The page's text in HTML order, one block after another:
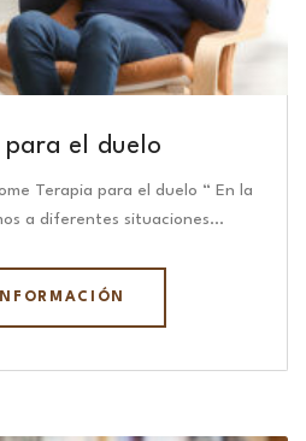
para el duelo
Terapia para el duelo “ En la
a diferentes situaciones…